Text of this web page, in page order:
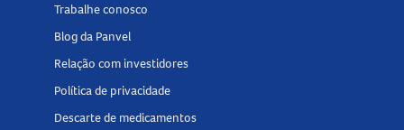
Trabalhe conosco
Blog da Panvel
Relação com investidores
Política de privacidade
Descarte de medicamentos